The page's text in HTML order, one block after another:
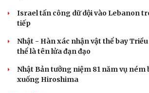
Israel tấn công dữ dội vào Lebanon
tiếp
Nhật - Hàn xác nhận vật thể bay
thể là tên lửa đạn đạo
Nhật Bản tưởng niệm 81 năm vụ
xuống Hiroshima